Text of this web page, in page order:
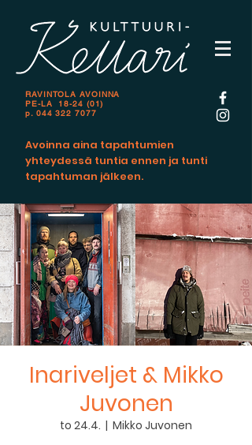
RAVINTOLA AVOINNA
PE-LA 18-24 (01)
p. 044 322 7077
Avoinna aina tapahtumien
yhteydessä tuntia ennen ja tunti
tapahtuman jälkeen.
Inariveljet & Mikko
Juvonen
to 24.4.
  |
Mikko Juvonen